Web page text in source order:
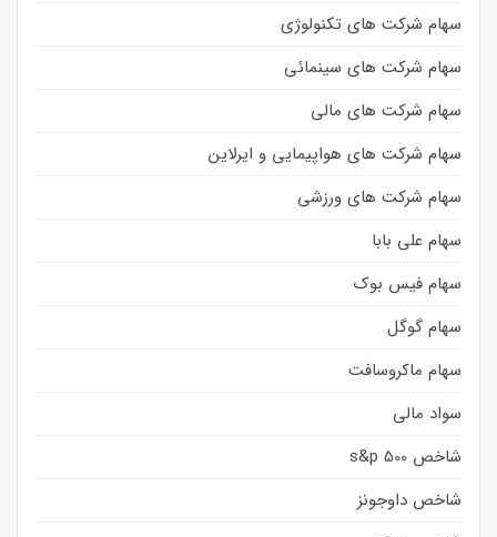
سهام شرکت های تکنولوژی
سهام شرکت های سینمائی
سهام شرکت های مالی
سهام شرکت های هواپیمایی و ایرلاین
سهام شرکت های ورزشی
سهام علی بابا
سهام فیس بوک
سهام گوگل
سهام ماکروسافت
سواد مالی
شاخص s&p 500
شاخص داوجونز